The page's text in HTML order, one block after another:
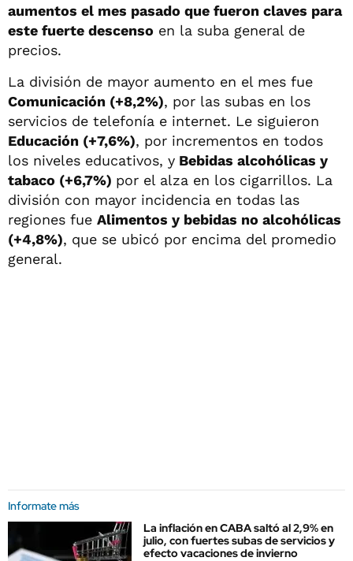
aumentos el mes pasado que fueron claves para
este fuerte descenso en la suba general de
precios.
La división de mayor aumento en el mes fue
Comunicación (+8,2%), por las subas en los
servicios de telefonía e internet. Le siguieron
Educación (+7,6%), por incrementos en todos
los niveles educativos, y Bebidas alcohólicas y
tabaco (+6,7%) por el alza en los cigarrillos. La
división con mayor incidencia en todas las
regiones fue Alimentos y bebidas no alcohólicas
(+4,8%), que se ubicó por encima del promedio
general.
Informate más
La inflación en CABA saltó al 2,9% en
julio, con fuertes subas de servicios y
efecto vacaciones de invierno